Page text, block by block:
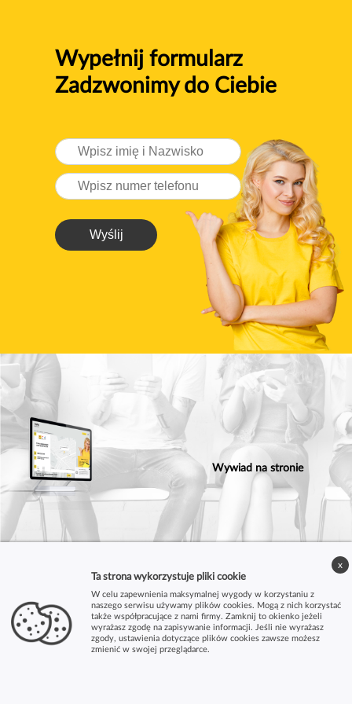
Wypełnij formularz
Zadzwonimy do Ciebie
Wyślij
Wywiad na stronie
Ta strona wykorzystuje pliki cookie
W celu zapewnienia maksymalnej wygody w korzystaniu z
naszego serwisu używamy plików cookies. Mogą z nich korzystać
także współpracujące z nami firmy. Zamknij to okienko jeżeli
wyrażasz zgodę na zapisywanie informacji. Jeśli nie wyrażasz
zgody, ustawienia dotyczące plików cookies zawsze możesz
zmienić w swojej przeglądarce.
x